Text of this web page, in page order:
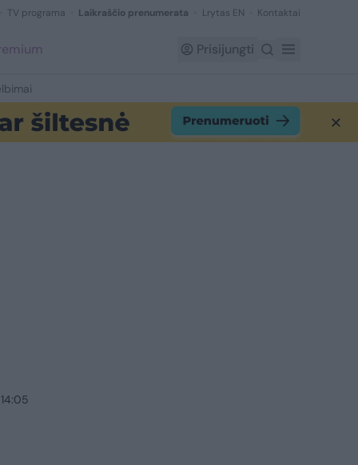
TV programa Laikraščio prenumerata Lrytas EN Kontaktai
Prisijungti